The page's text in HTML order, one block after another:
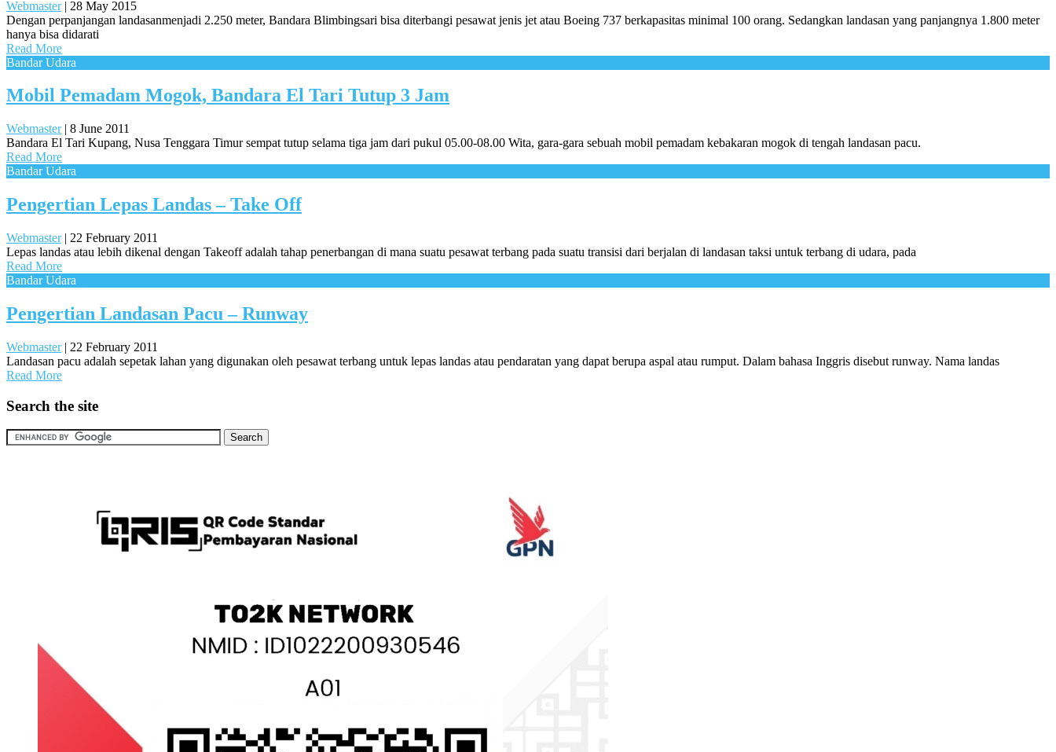
Webmaster| 28 May 2015
Dengan perpanjangan landasanmenjadi 2.250 meter, Bandara Blimbingsari bisa diterbangi pesawat jenis jet atau Boeing 737 berkapasitas minimal 100 orang. Sedangkan landasan yang panjangnya 1.800 meter
hanya bisa didarati
Read More
Bandar Udara
Mobil Pemadam Mogok, Bandara El Tari Tutup 3 Jam
Webmaster| 8 June 2011
Bandara El Tari Kupang, Nusa Tenggara Timur sempat tutup selama tiga jam dari pukul 05.00-08.00 Wita, gara-gara sebuah mobil pemadam kebakaran mogok di tengah landasan pacu.
Read More
Bandar Udara
Pengertian Lepas Landas – Take Off
Webmaster| 22 February 2011
Lepas landas atau lebih dikenal dengan Takeoff adalah tahap penerbangan di mana suatu pesawat terbang pada suatu transisi dari berjalan di landasan taksi untuk terbang di udara, pada
Read More
Bandar Udara
Pengertian Landasan Pacu – Runway
Webmaster| 22 February 2011
Landasan pacu adalah sepetak lahan yang digunakan oleh pesawat terbang untuk lepas landas atau pendaratan yang dapat berupa aspal atau rumput. Dalam bahasa Inggris disebut runway. Nama landas
Read More
Search the site